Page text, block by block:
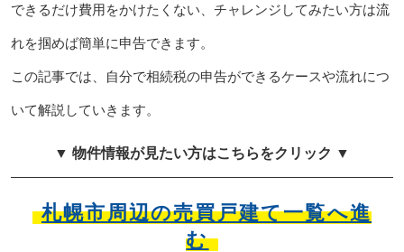
できるだけ費用をかけたくない、チャレンジしてみたい方は流
れを掴めば簡単に申告できます。
この記事では、自分で相続税の申告ができるケースや流れにつ
いて解説していきます。
▼ 物件情報が見たい方はこちらをクリック ▼
札幌市周辺の売買戸建て一覧へ進
む